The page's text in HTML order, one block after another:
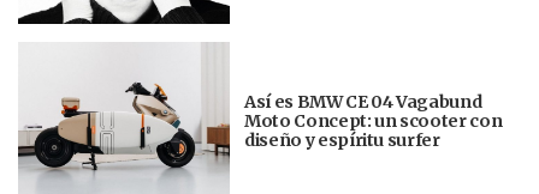
Así es BMW CE 04 Vagabund
Moto Concept: un scooter con
diseño y espíritu surfer